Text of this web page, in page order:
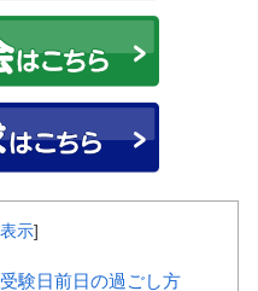
示]
験日前日の過ごし方